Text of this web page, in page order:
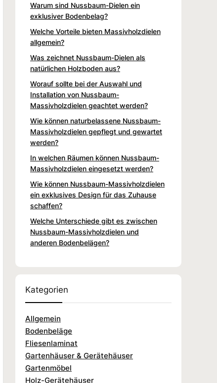
Warum sind Nussbaum-Dielen ein
exklusiver Bodenbelag?
Welche Vorteile bieten Massivholzdielen
allgemein?
Was zeichnet Nussbaum-Dielen als
natürlichen Holzboden aus?
Worauf sollte bei der Auswahl und
Installation von Nussbaum-
Massivholzdielen geachtet werden?
Wie können naturbelassene Nussbaum-
Massivholzdielen gepflegt und gewartet
werden?
In welchen Räumen können Nussbaum-
Massivholzdielen eingesetzt werden?
Wie können Nussbaum-Massivholzdielen
ein exklusives Design für das Zuhause
schaffen?
Welche Unterschiede gibt es zwischen
Nussbaum-Massivholzdielen und
anderen Bodenbelägen?
Kategorien
Allgemein
Bodenbeläge
Fliesenlaminat
Gartenhäuser & Gerätehäuser
Gartenmöbel
Holz-Gerätehäuser